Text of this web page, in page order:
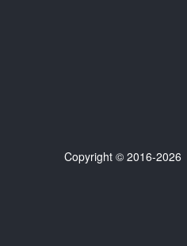
Copyright © 2016-2026